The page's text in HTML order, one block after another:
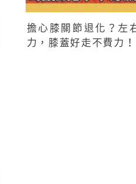
擔心膝關節退化？左
力，膝蓋好走不費力！